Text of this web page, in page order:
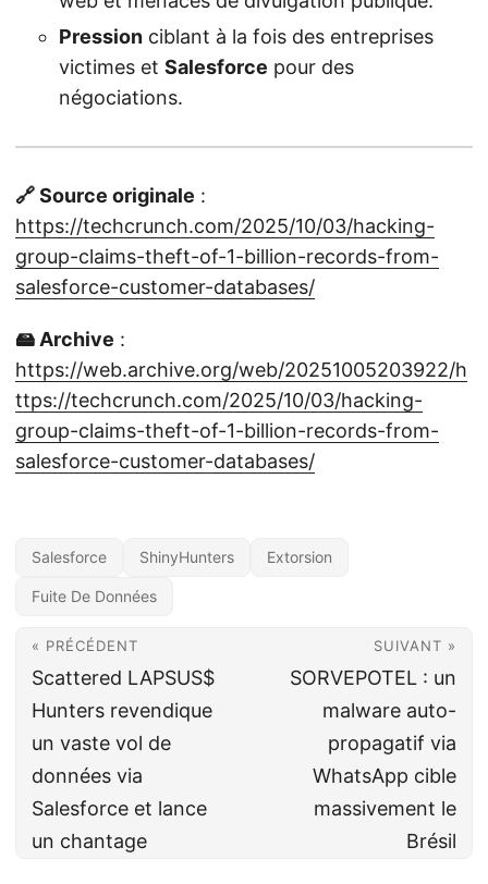
Pression ciblant à la fois des entreprises
victimes et Salesforce pour des
négociations.
🔗 Source originale :
https://techcrunch.com/2025/10/03/hacking-
group-claims-theft-of-1-billion-records-from-
salesforce-customer-databases/
🖴 Archive :
https://web.archive.org/web/20251005203922/h
ttps://techcrunch.com/2025/10/03/hacking-
group-claims-theft-of-1-billion-records-from-
salesforce-customer-databases/
Salesforce ShinyHunters Extorsion
Fuite De Données
« PRÉCÉDENT
Scattered LAPSUS$
Hunters revendique
un vaste vol de
données via
Salesforce et lance
un chantage
SUIVANT »
SORVEPOTEL : un
malware auto-
propagatif via
WhatsApp cible
massivement le
Brésil